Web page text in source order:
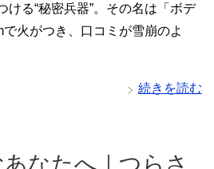
ける“秘密兵器”。その名は「ボデ
火がつき、口コミが雪崩のよ
続きを読む
なたへ｜つらさ